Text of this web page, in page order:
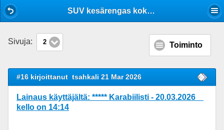
SUV kesärengas kokemuksia?
Sivuja: 2 Toiminto
#16 kirjoittanut tsahkali 21 Mar 2026
Lainaus käyttäjältä: ***** Karabiilisti - 20.03.2026
kello on 14:14